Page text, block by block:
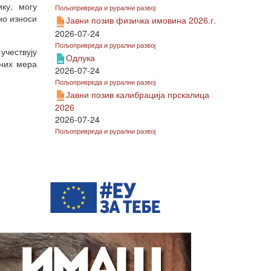
могу
износи
мера
Пољопривреда и рурални развој
Јавни позив физичка имовина 2026.г.
2026-07-24
Пољопривреда и рурални развој
Одлука
2026-07-24
Пољопривреда и рурални развој
Јавни позив калибрација прскалица
2026
2026-07-24
Пољопривреда и рурални развој